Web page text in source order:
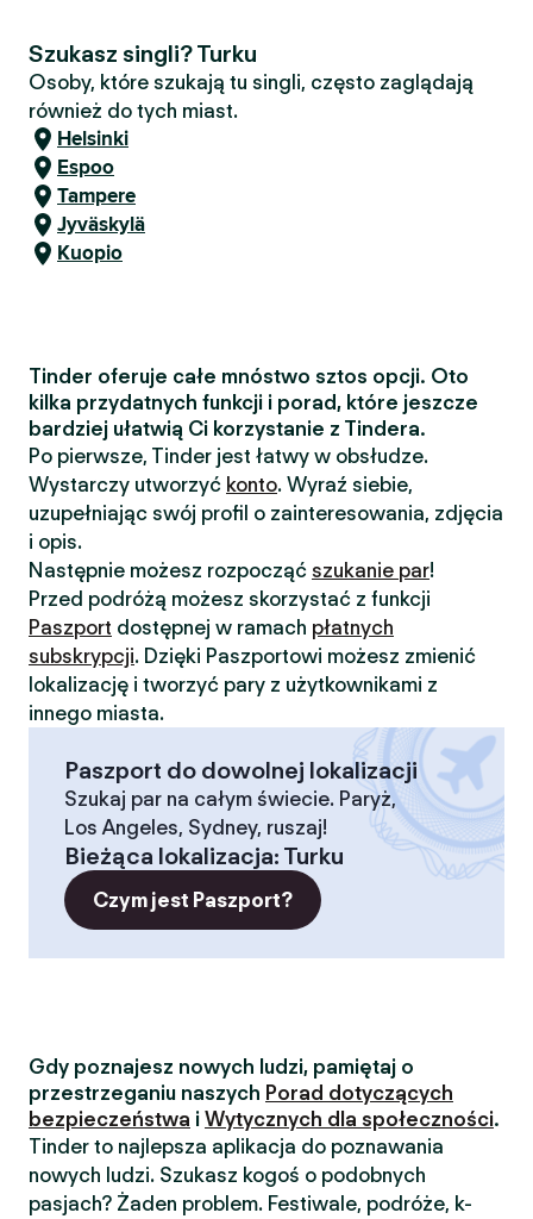
Szukasz singli? Turku
Osoby, które szukają tu singli, często zaglądają
również do tych miast.
Helsinki
Espoo
Tampere
Jyväskylä
Kuopio
Tinder oferuje całe mnóstwo sztos opcji. Oto
kilka przydatnych funkcji i porad, które jeszcze
bardziej ułatwią Ci korzystanie z Tindera.
Po pierwsze, Tinder jest łatwy w obsłudze.
Wystarczy utworzyć konto. Wyraź siebie,
uzupełniając swój profil o zainteresowania, zdjęcia
i opis.
Następnie możesz rozpocząć szukanie par!
Przed podróżą możesz skorzystać z funkcji
Paszport dostępnej w ramach płatnych
subskrypcji. Dzięki Paszportowi możesz zmienić
lokalizację i tworzyć pary z użytkownikami z
innego miasta.
Paszport do dowolnej lokalizacji
Szukaj par na całym świecie. Paryż,
Los Angeles, Sydney, ruszaj!
Bieżąca lokalizacja: Turku
Czym jest Paszport?
Gdy poznajesz nowych ludzi, pamiętaj o
przestrzeganiu naszych Porad dotyczących
bezpieczeństwa i Wytycznych dla społeczności.
Tinder to najlepsza aplikacja do poznawania
nowych ludzi. Szukasz kogoś o podobnych
pasjach? Żaden problem. Festiwale, podróże, k-